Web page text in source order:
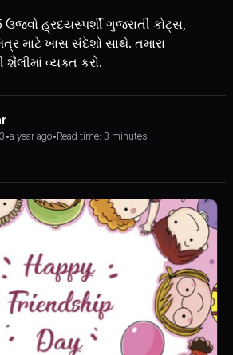
ઉજવો હ્રદયસ્પર્શી ગુજરાતી કોટ્સ,
માટે ખાસ સંદેશો સાથે. તમારા
શૈલીમાં વ્યક્ત કરો.
•a year ago•Read time: 3 minutes